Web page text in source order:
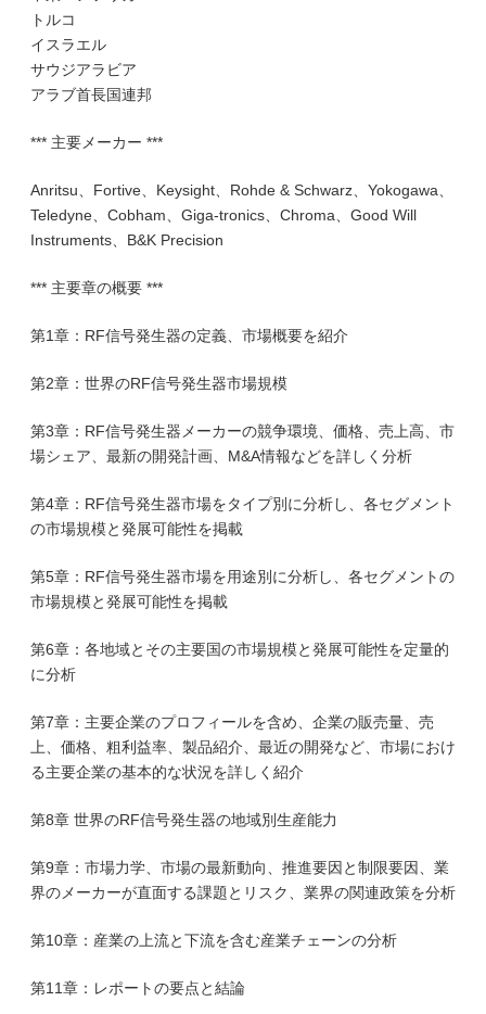
トルコ
イスラエル
サウジアラビア
アラブ首長国連邦
*** 主要メーカー ***
Anritsu、Fortive、Keysight、Rohde & Schwarz、Yokogawa、
Teledyne、Cobham、Giga-tronics、Chroma、Good Will
Instruments、B&K Precision
*** 主要章の概要 ***
第1章：RF信号発生器の定義、市場概要を紹介
第2章：世界のRF信号発生器市場規模
第3章：RF信号発生器メーカーの競争環境、価格、売上高、市
場シェア、最新の開発計画、M&A情報などを詳しく分析
第4章：RF信号発生器市場をタイプ別に分析し、各セグメント
の市場規模と発展可能性を掲載
第5章：RF信号発生器市場を用途別に分析し、各セグメントの
市場規模と発展可能性を掲載
第6章：各地域とその主要国の市場規模と発展可能性を定量的
に分析
第7章：主要企業のプロフィールを含め、企業の販売量、売
上、価格、粗利益率、製品紹介、最近の開発など、市場におけ
る主要企業の基本的な状況を詳しく紹介
第8章 世界のRF信号発生器の地域別生産能力
第9章：市場力学、市場の最新動向、推進要因と制限要因、業
界のメーカーが直面する課題とリスク、業界の関連政策を分析
第10章：産業の上流と下流を含む産業チェーンの分析
第11章：レポートの要点と結論